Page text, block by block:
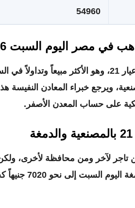
54960
مصر اليوم السبت 16 مايو 2026
ويرجع خبراء المعادن النفيسة
على حساب المعدن الأصفر.
اليوم السبت إلى نحو 7020 جنيهاً